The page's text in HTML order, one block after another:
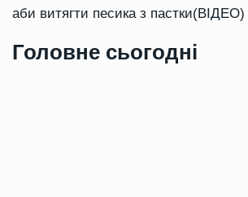
аби витягти песика з пастки(ВІДЕО)
Головне сьогодні